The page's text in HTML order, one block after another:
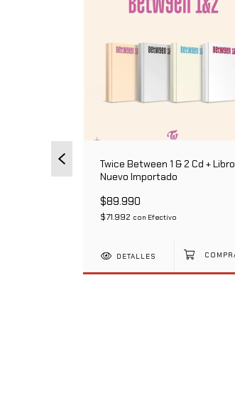
Twice Between 1 & 2 Cd + Libro
Nuevo Importado
$89.990
$71.992 con Efectivo
DETALLES